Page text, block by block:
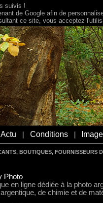
Actu Conditions
BOUTIQUES, FOURNISSEURS
Photo
en ligne dédiée à la photo
de chimie et de
suivis !
de Google afin de
ce site, vous acceptez